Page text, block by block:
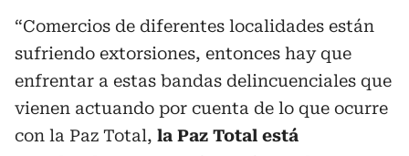
“Comercios de diferentes localidades están
sufriendo extorsiones, entonces hay que
enfrentar a estas bandas delincuenciales que
vienen actuando por cuenta de lo que ocurre
con la Paz Total, la Paz Total está